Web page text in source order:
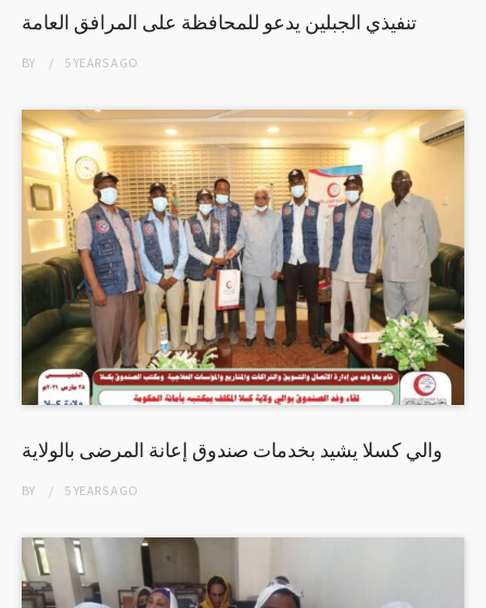
تنفيذي الجبلين يدعو للمحافظة على المرافق العامة
BY 5 YEARSAGO
والي كسلا يشيد بخدمات صندوق إعانة المرضى بالولاية
BY 5 YEARSAGO